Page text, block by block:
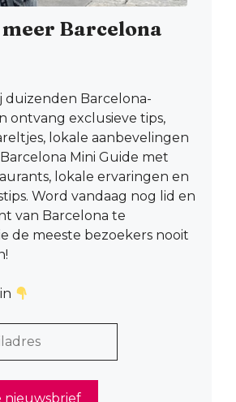
Barcelona
duizenden Barcelona-
ontvang exclusieve tips,
lokale aanbevelingen
Mini Guide met
lokale ervaringen en
Word vandaag nog lid en
van Barcelona te
de meeste bezoekers nooit